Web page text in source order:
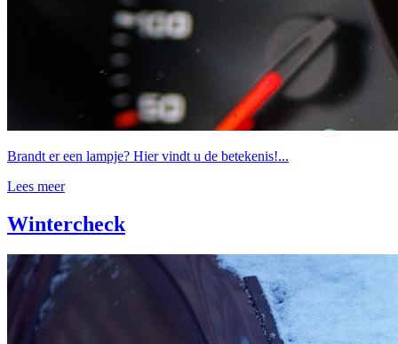
Brandt er een lampje? Hier vindt u de betekenis!...
Lees meer
Wintercheck